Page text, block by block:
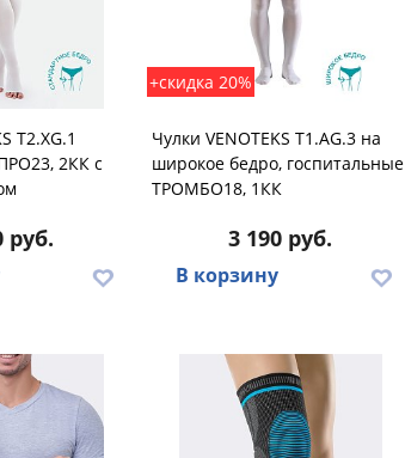
T2.XG.1
2КК с
руб.
+скидка 20%
Чулки VENOTEKS T1.AG.3 на
широкое бедро, госпитальные
ТРОМБО18, 1КК
3 190 руб.
В корзину